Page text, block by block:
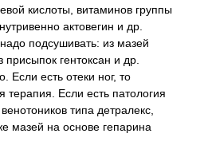
кислоты, витаминов группы
актовегин и др.
подсушивать: из мазей
гентоксан и др.
Если есть отеки ног, то
терапия. Если есть патология
типа детралекс,
мазей на основе гепарина